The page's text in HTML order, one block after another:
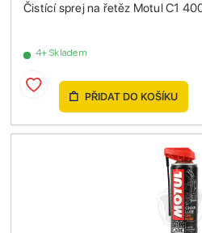
Čistící sprej na řetěz Motul C1
4+ Skladem
PŘIDAT DO KOŠÍKU